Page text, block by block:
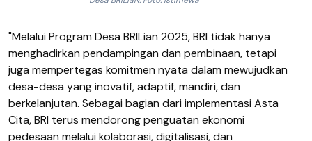
"Melalui Program Desa BRILian 2025, BRI tidakhanya
menghadirkan pendampingan dan pembinaan, tetapi
juga mempertegas komitmen nyata dalam mewujudkan
desa-desa yanginovatif,adaptif,mandiri, dan
berkelanjutan. Sebagai bagian dari implementasi Asta
Cita, BRI terus mendorongpenguatan ekonomi
pedesaan melalui kolaborasi,digitalisasi, dan